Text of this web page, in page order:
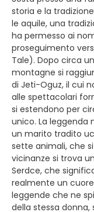
storia e la
le aquile, una
ha permesso ai
proseguimento
Tale). Dopo circa
montagne si
di Jeti-Oguz, il cui
alle spettacolari
si estendono per
unico. La leggenda
un marito tradito
sette animali, che
vicinanze si trova
Serdce, che
realmente un
leggende che ne
della stessa